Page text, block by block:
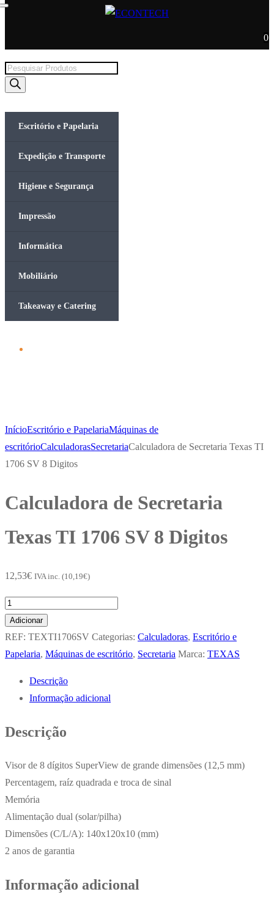
0
Products
search
Escritório e Papelaria
Expedição e Transporte
Higiene e Segurança
Impressão
Informática
Mobiliário
Takeaway e Catering
InícioEscritório e PapelariaMáquinas de
escritórioCalculadorasSecretariaCalculadora de Secretaria Texas TI
1706 SV 8 Digitos
Calculadora de Secretaria
Texas TI 1706 SV 8 Digitos
12,53€ IVA inc. (10,19€)
Quantidade
de
Calculadora
de
SV
Adicionar
REF: TEXTI1706SV Categorias: Calculadoras, Escritório e
Papelaria, Máquinas de escritório, Secretaria Marca: TEXAS
Descrição
Informação adicional
Descrição
Visor de 8 dígitos SuperView de grande dimensões (12,5 mm)
Percentagem, raíz quadrada e troca de sinal
Memória
Alimentação dual (solar/pilha)
Dimensões (C/L/A): 140x120x10 (mm)
2 anos de garantia
Informação adicional